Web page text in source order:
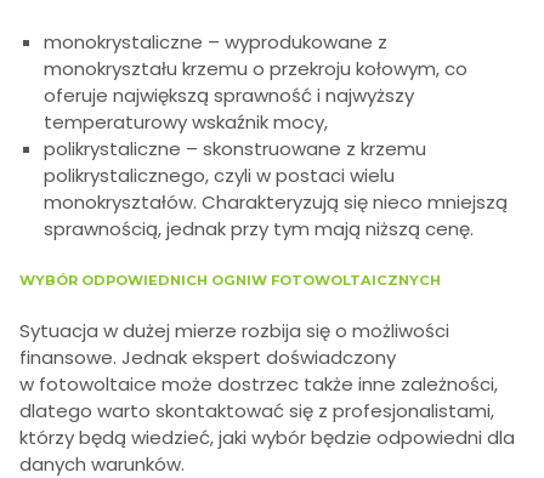
monokrystaliczne – wyprodukowane z
monokryształu krzemu o przekroju kołowym, co
oferuje największą sprawność i najwyższy
temperaturowy wskaźnik mocy,
polikrystaliczne – skonstruowane z krzemu
polikrystalicznego, czyli w postaci wielu
monokryształów. Charakteryzują się nieco mniejszą
sprawnością, jednak przy tym mają niższą cenę.
WYBÓR ODPOWIEDNICH OGNIW FOTOWOLTAICZNYCH
Sytuacja w dużej mierze rozbija się o możliwości
finansowe. Jednak ekspert doświadczony
w fotowoltaice może dostrzec także inne zależności,
dlatego warto skontaktować się z profesjonalistami,
którzy będą wiedzieć, jaki wybór będzie odpowiedni dla
danych warunków.